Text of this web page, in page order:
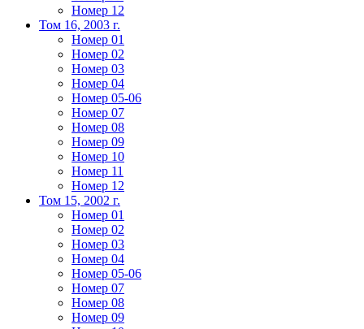
Номер 12
Том 16, 2003 г.
Номер 01
Номер 02
Номер 03
Номер 04
Номер 05-06
Номер 07
Номер 08
Номер 09
Номер 10
Номер 11
Номер 12
Том 15, 2002 г.
Номер 01
Номер 02
Номер 03
Номер 04
Номер 05-06
Номер 07
Номер 08
Номер 09